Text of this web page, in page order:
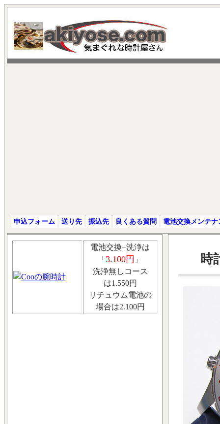
申込フォーム 送り先 振込先 良くある質問 電池交換メンテナ
電池交換+洗浄は
「 3.100円 」
洗浄無しコース
は1.550円
リチュウム電池の
場合は2.100円
時